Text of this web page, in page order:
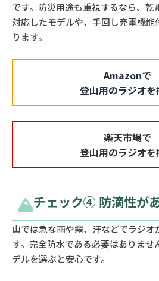
です。防災用途も重視するなら、乾
対応したモデルや、手回し充電機能
ります。
Amazonで
登山用のラジオを
楽天市場で
登山用のラジオを
チェック④ 防滴性が
山では急な雨や霧、汗などでラジオ
す。完全防水である必要はありませ
デルを選ぶと安心です。